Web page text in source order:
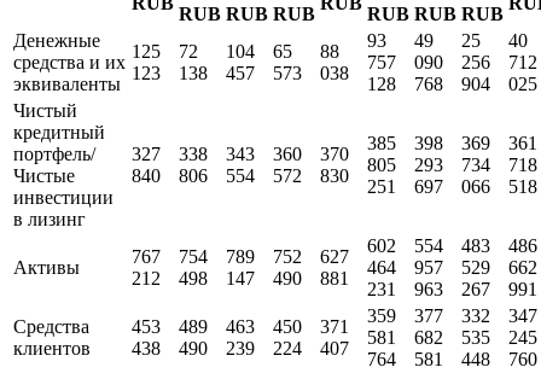
RUB RUB RUB
RUB RUB RUB
Денежные
средства и их
эквиваленты
125
123
72
138
104
457
65
573
88
038
93
757
128
49
090
768
25
256
904
40
712
025
Чистый
кредитный
портфель/
Чистые
инвестиции
в лизинг
327
840
338
806
343
554
360
572
370
830
385
805
251
398
293
697
369
734
066
361
718
518
Активы
767
212
754
498
789
147
752
490
627
881
602
464
231
554
957
963
483
529
267
486
662
991
Средства
клиентов
453
438
489
490
463
239
450
224
371
407
359
581
764
377
682
581
332
535
448
347
245
760